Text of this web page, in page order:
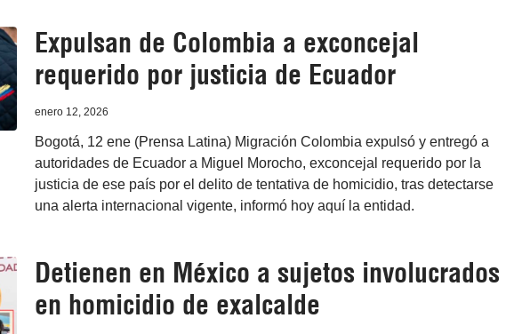
Expulsan de Colombia a exconcejal
requerido por justicia de Ecuador
enero 12, 2026
Bogotá, 12 ene (Prensa Latina) Migración Colombia expulsó y entregó a
autoridades de Ecuador a Miguel Morocho, exconcejal requerido por la
justicia de ese país por el delito de tentativa de homicidio, tras detectarse
una alerta internacional vigente, informó hoy aquí la entidad.
Detienen en México a sujetos involucrados
en homicidio de exalcalde